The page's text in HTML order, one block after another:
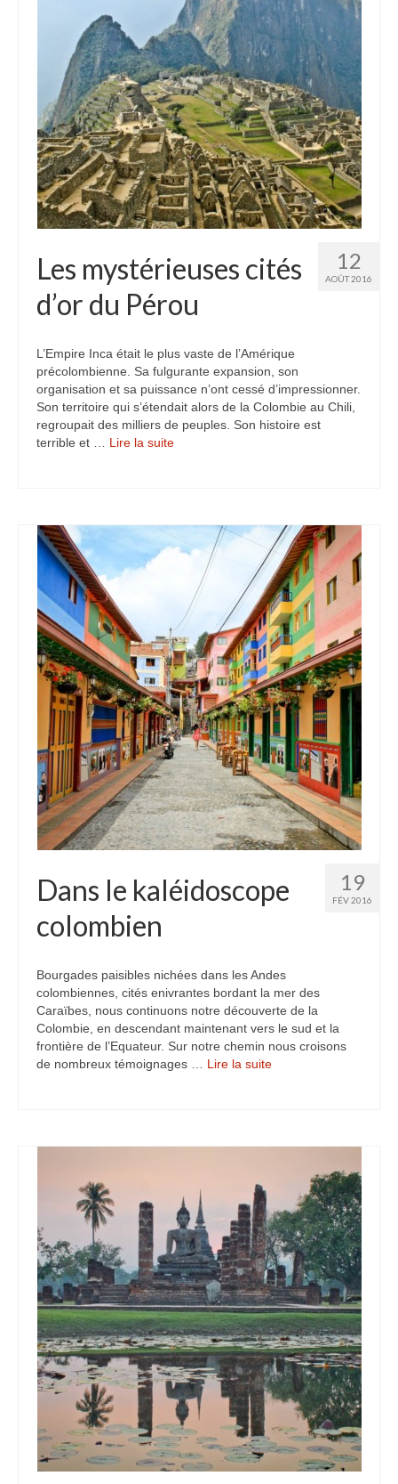
Etats-Unis
Indonésie
Malaisie
Thaïlande
Birmanie
Cambodge
Laos
Chine
Kazakhstan
Ouzbekistan
Turkmenistan
Iran
Malte
Préparatifs
Autres voyages
Bolivie
Cambodge
Cap-vert
Costa-Rica
Guatemala
Inde
Nicaragua
Vietnam
Les coulisses
The Team
Contact
Blogs voyage
12
AOÛT 2016
Les mystérieuses cités
d’or du Pérou
L’Empire Inca était le plus vaste de l’Amérique
précolombienne. Sa fulgurante expansion, son
organisation et sa puissance n’ont cessé d’impressionner.
Son territoire qui s’étendait alors de la Colombie au Chili,
regroupait des milliers de peuples. Son histoire est
terrible et … Lire la suite­­
19
FÉV 2016
Dans le kaléidoscope
colombien
Bourgades paisibles nichées dans les Andes
colombiennes, cités enivrantes bordant la mer des
Caraïbes, nous continuons notre découverte de la
Colombie, en descendant maintenant vers le sud et la
frontière de l’Equateur. Sur notre chemin nous croisons
de nombreux témoignages … Lire la suite­­